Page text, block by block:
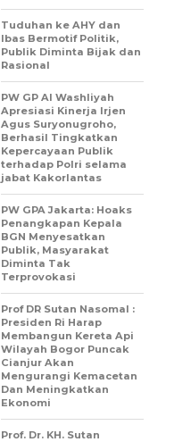
Tuduhan ke AHY dan
Ibas Bermotif Politik,
Publik Diminta Bijak dan
Rasional
PW GP Al Washliyah
Apresiasi Kinerja Irjen
Agus Suryonugroho,
Berhasil Tingkatkan
Kepercayaan Publik
terhadap Polri selama
jabat Kakorlantas
PW GPA Jakarta: Hoaks
Penangkapan Kepala
BGN Menyesatkan
Publik, Masyarakat
Diminta Tak
Terprovokasi
Prof DR Sutan Nasomal :
Presiden Ri Harap
Membangun Kereta Api
Wilayah Bogor Puncak
Cianjur Akan
Mengurangi Kemacetan
Dan Meningkatkan
Ekonomi
Prof. Dr. KH. Sutan